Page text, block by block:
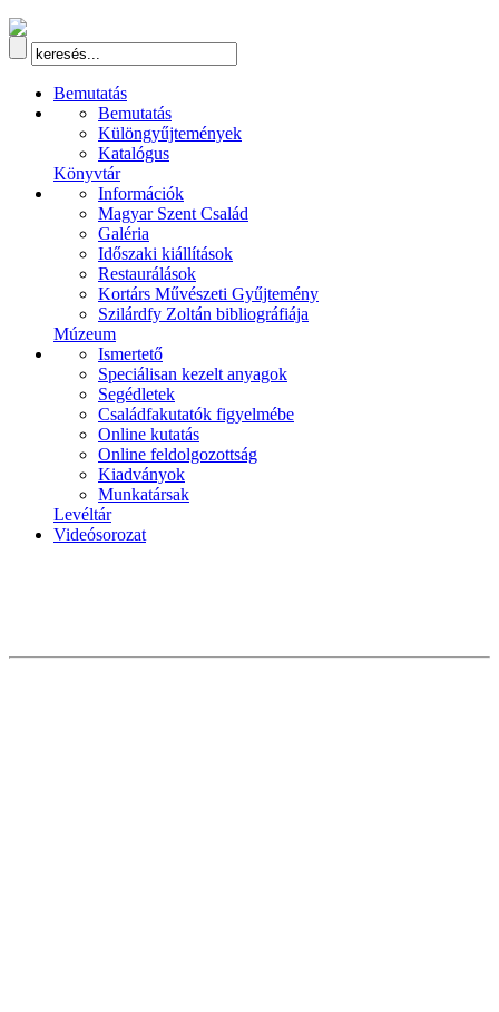
Bemutatás
Bemutatás
Különgyűjtemények
Katalógus
Könyvtár
Információk
Magyar Szent Család
Galéria
Időszaki kiállítások
Restaurálások
Kortárs Művészeti Gyűjtemény
Szilárdfy Zoltán bibliográfiája
Múzeum
Ismertető
Speciálisan kezelt anyagok
Segédletek
Családfakutatók figyelmébe
Online kutatás
Online feldolgozottság
Kiadványok
Munkatársak
Levéltár
Videósorozat